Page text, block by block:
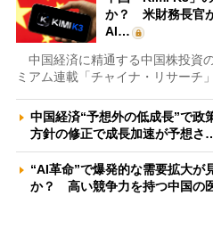
か？ 米財務長官
AI…
中国経済に精通する中国株投資
ミアム連載「チャイナ・リサーチ
中国経済“予想外の低成長”で
方針の修正で成長加速が予想さ
“AI革命”で爆発的な需要拡大が
か？ 高い競争力を持つ中国の